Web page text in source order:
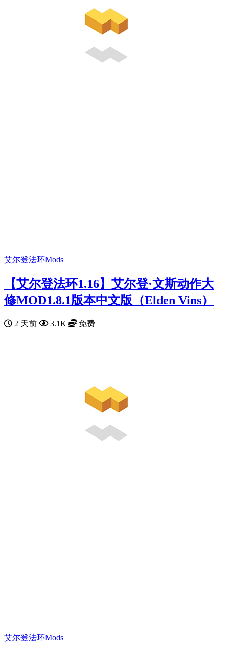
艾尔登法环Mods
【艾尔登法环1.16】艾尔登·文斯动作大
修MOD1.8.1版本中文版（Elden Vins）
2 天前 3.1K 免费
艾尔登法环Mods